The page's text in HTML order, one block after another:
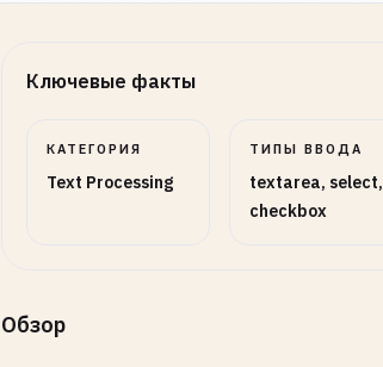
Ключевые факты
КАТЕГОРИЯ
Text Processing
ТИПЫ ВВОДА
textarea, select,
checkbox
Обзор